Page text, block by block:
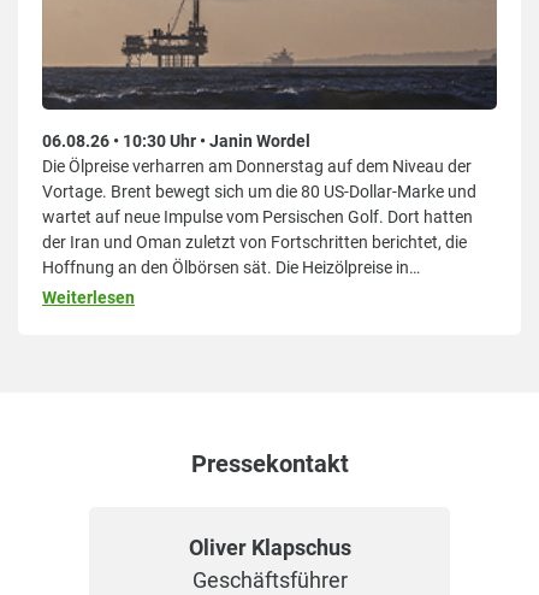
06.08.26 • 10:30 Uhr • Janin Wordel
Die Ölpreise verharren am Donnerstag auf dem Niveau der
Vortage. Brent bewegt sich um die 80 US-Dollar-Marke und
wartet auf neue Impulse vom Persischen Golf. Dort hatten
der Iran und Oman zuletzt von Fortschritten berichtet, die
Hoffnung an den Ölbörsen sät. Die Heizölpreise in
Deutschland, Österreich und der Schweiz bewegen sich am
Weiterlesen
Pressekontakt
Oliver Klapschus
Geschäftsführer